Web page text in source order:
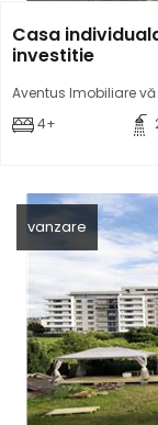
Casa
investitie
Aventus Imobiliare
4+
vanzare